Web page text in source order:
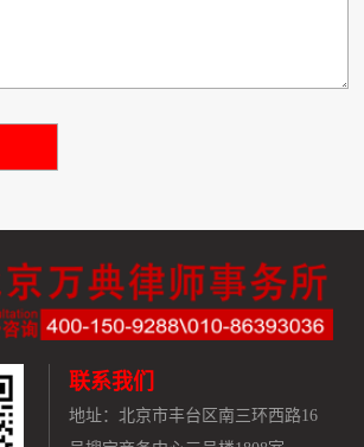
联系我们
地址： 北京市丰台区南三环西路16